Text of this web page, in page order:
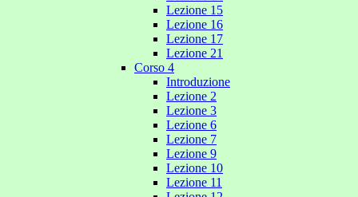
Lezione 15
Lezione 16
Lezione 17
Lezione 21
Corso 4
Introduzione
Lezione 2
Lezione 3
Lezione 6
Lezione 7
Lezione 9
Lezione 10
Lezione 11